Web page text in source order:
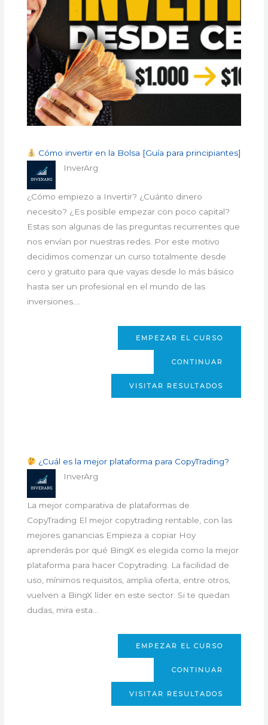
Cómo invertir en la Bolsa [Guía para principiantes]
InverArg
¿Cómo empiezo a Invertir? ¿Cuánto dinero
necesito? ¿Es posible empezar con poco capital?
Estas son algunas de las preguntas recurrentes que
nos envían por nuestras redes. Por este motivo
decidimos comenzar un curso totalmente desde
cero y gratuito para que vayas desde lo más básico
hasta ser un profesional en el mundo de las
inversiones.…
EMPEZAR EL CURSO
CONTINUAR
VISITAR RESULTADOS
¿Cuál es la mejor plataforma para CopyTrading?
InverArg
La mejor comparativa de plataformas de
CopyTrading​ El mejor copytrading rentable, con las
mejores ganancias Empieza a copiar Hoy
aprenderás por qué BingX es elegida como la mejor
plataforma para hacer Copytrading. La facilidad de
uso, mínimos requisitos, amplia oferta, entre otros,
vuelven a BingX líder en este sector. Si te quedan
dudas, mira esta…
EMPEZAR EL CURSO
CONTINUAR
VISITAR RESULTADOS